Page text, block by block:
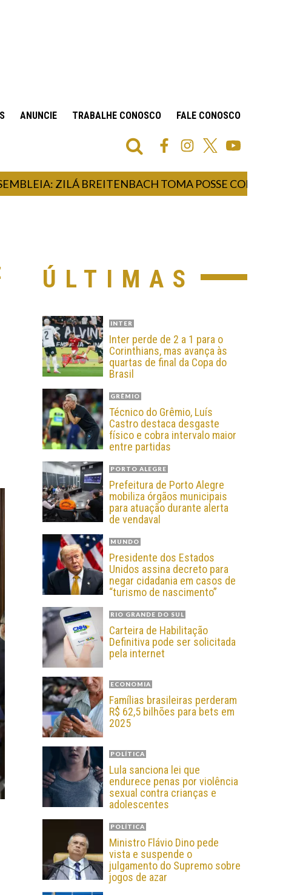
ANUNCIE TRABALHE CONOSCO FALE CONOSCO
ZILÁ BREITENBACH TOMA POSSE COMO DEPUTADA
ÚLTIMAS
INTER
Inter perde de 2 a 1 para o
Corinthians, mas avança às
quartas de final da Copa do
Brasil
GRÊMIO
Técnico do Grêmio, Luís
Castro destaca desgaste
físico e cobra intervalo maior
entre partidas
PORTO ALEGRE
Prefeitura de Porto Alegre
mobiliza órgãos municipais
para atuação durante alerta
de vendaval
MUNDO
Presidente dos Estados
Unidos assina decreto para
negar cidadania em casos de
“turismo de nascimento”
RIO GRANDE DO SUL
Carteira de Habilitação
Definitiva pode ser solicitada
pela internet
ECONOMIA
Famílias brasileiras perderam
R$ 62,5 bilhões para bets em
2025
POLÍTICA
Lula sanciona lei que
endurece penas por violência
sexual contra crianças e
adolescentes
POLÍTICA
Ministro Flávio Dino pede
vista e suspende o
julgamento do Supremo sobre
jogos de azar